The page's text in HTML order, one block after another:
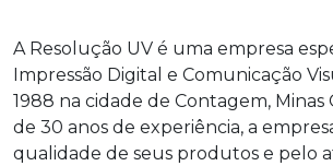
A Resolução UV é uma empresa
Impressão Digital e Comunicação
1988 na cidade de Contagem, Minas
de 30 anos de experiência, a
qualidade de seus produtos e pelo